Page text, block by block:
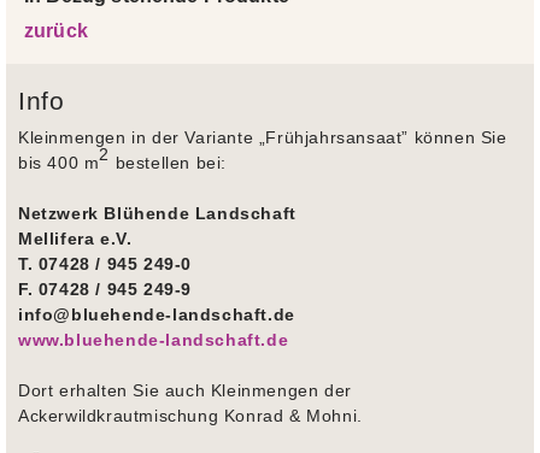
zurück
Info
Kleinmengen in der Variante „Frühjahrsansaat” können Sie
bis 400 m2 bestellen bei:
Netzwerk Blühende Landschaft
Mellifera e.V.
T. 07428 / 945 249-0
F. 07428 / 945 249-9
info@bluehende-landschaft.de
www.bluehende-landschaft.de
Dort erhalten Sie auch Kleinmengen der
Ackerwildkrautmischung Konrad & Mohni.